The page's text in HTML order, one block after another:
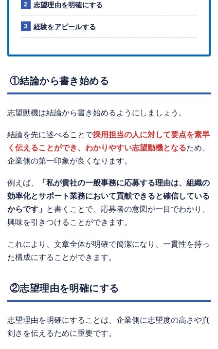
志望理由を明確にする
経験をアピールする
①結論から書き始める
志望動機は結論から書き始めるようにしましょう。
結論を先に述べることで採用担当の人に対して要点を素早
く伝えることができ、わかりやすい志望動機となるため、
企業側の第一印象が良くなります。
例えば、
「私が貴社の一般事務に応募する理由は、組織の
効率化とサポート業務において貢献できると確信している
からです」 と書くことで、応募者の意図が一目でわかり、
興味を引きつけることができます。
これにより、文章全体が明確で簡潔になり、一貫性を持っ
た構成にすることができます。
②志望理由を明確にする
志望理由を明確にすることは、企業側に志望度の高さや真
剣さを伝えるために重要です。